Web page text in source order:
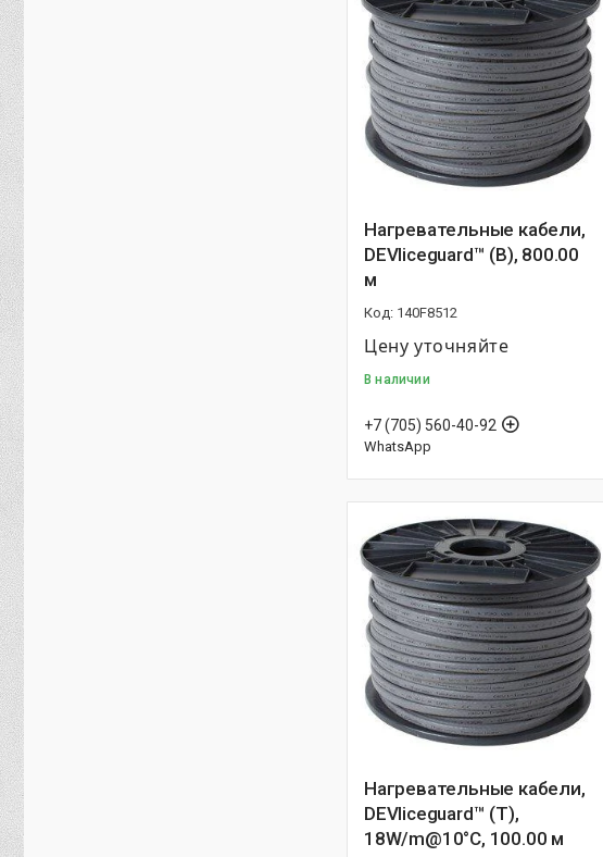
Нагревательные кабели,
DEVIiceguard™ (B), 800.00
м
140F8512
Цену уточняйте
В наличии
+7 (705) 560-40-92
WhatsApp
Нагревательные кабели,
DEVIiceguard™ (T),
18W/m@10°C, 100.00 м